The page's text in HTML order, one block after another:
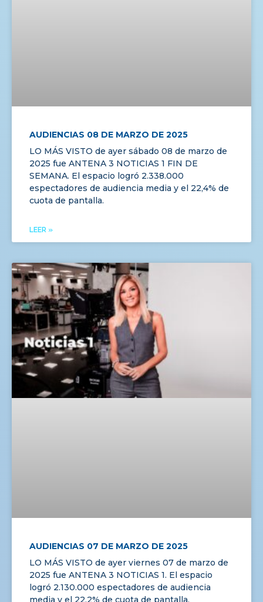
AUDIENCIAS 08 DE MARZO DE 2025
LO MÁS VISTO de ayer sábado 08 de marzo de
2025 fue ANTENA 3 NOTICIAS 1 FIN DE
SEMANA. El espacio logró 2.338.000
espectadores de audiencia media y el 22,4% de
cuota de pantalla.
LEER »
AUDIENCIAS 07 DE MARZO DE 2025
LO MÁS VISTO de ayer viernes 07 de marzo de
2025 fue ANTENA 3 NOTICIAS 1. El espacio
logró 2.130.000 espectadores de audiencia
media y el 22,2% de cuota de pantalla.